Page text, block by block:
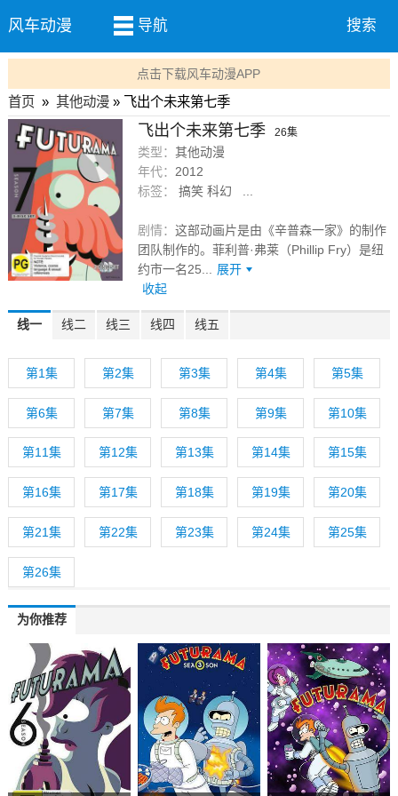
风车动漫 导航 搜索
点击下载风车动漫APP
首页 » 其他动漫» 飞出个未来第七季
飞出个未来第七季 26集
类型：其他动漫
年代： 2012
标签：
搞笑 科幻 ...
剧情：这部动画片是由《辛普森一家》的制作
团队制作的。菲利普·弗莱（Phillip Fry）是纽
约市一名25...
展开
收起
线一 线二 线三 线四 线五
第1集 第2集 第3集 第4集 第5集
第6集 第7集 第8集 第9集 第10集
第11集 第12集 第13集 第14集 第15集
第16集 第17集 第18集 第19集 第20集
第21集 第22集 第23集 第24集 第25集
第26集
为你推荐